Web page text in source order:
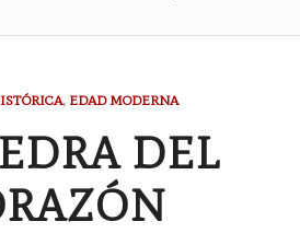
, EDAD MODERNA
DEL